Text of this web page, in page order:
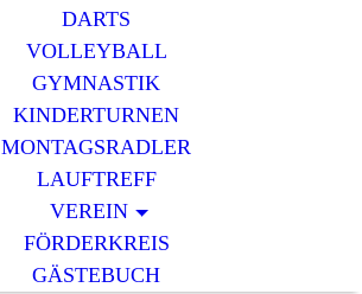
DARTS
VOLLEYBALL
GYMNASTIK
KINDERTURNEN
MONTAGSRADLER
LAUFTREFF
VEREIN
FÖRDERKREIS
GÄSTEBUCH